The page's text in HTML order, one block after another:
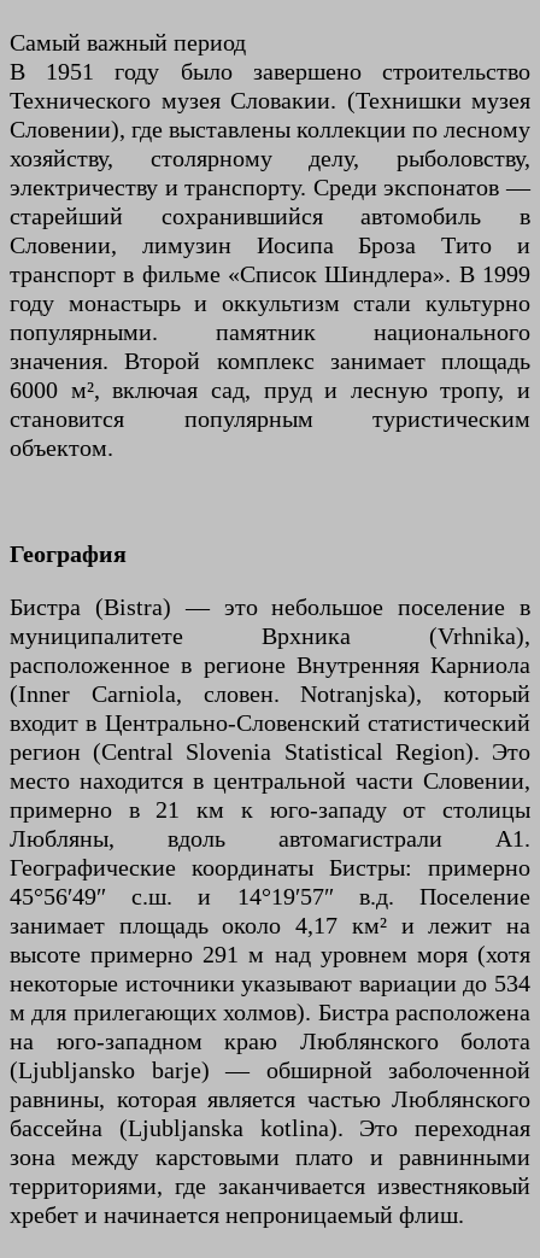
Самый важный период
В 1951 году было завершено строительство
Технического музея Словакии. (Технишки музея
Словении), где выставлены коллекции по лесному
хозяйству, столярному делу, рыболовству,
электричеству и транспорту. Среди экспонатов —
старейший сохранившийся автомобиль в
Словении, лимузин Иосипа Броза Тито и
транспорт в фильме «Список Шиндлера». В 1999
году монастырь и оккультизм стали культурно
популярными. памятник национального
значения. Второй комплекс занимает площадь
6000 м², включая сад, пруд и лесную тропу, и
становится популярным туристическим
объектом.
География
Бистра (Bistra) — это небольшое поселение в
муниципалитете Врхника (Vrhnika),
расположенное в регионе Внутренняя Карниола
(Inner Carniola, словен. Notranjska), который
входит в Центрально-Словенский статистический
регион (Central Slovenia Statistical Region). Это
место находится в центральной части Словении,
примерно в 21 км к юго-западу от столицы
Любляны, вдоль автомагистрали A1.
Географические координаты Бистры: примерно
45°56′49″ с.ш. и 14°19′57″ в.д. Поселение
занимает площадь около 4,17 км² и лежит на
высоте примерно 291 м над уровнем моря (хотя
некоторые источники указывают вариации до 534
м для прилегающих холмов). Бистра расположена
на юго-западном краю Люблянского болота
(Ljubljansko barje) — обширной заболоченной
равнины, которая является частью Люблянского
бассейна (Ljubljanska kotlina). Это переходная
зона между карстовыми плато и равнинными
территориями, где заканчивается известняковый
хребет и начинается непроницаемый флиш.